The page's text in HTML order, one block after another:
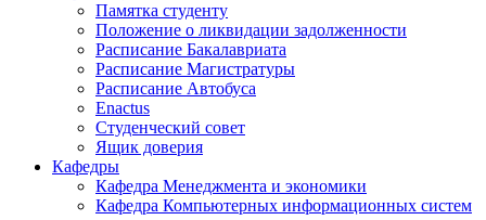
Памятка студенту
Положение о ликвидации задолженности
Расписание Бакалавриата
Расписание Магистратуры
Расписание Автобуса
Enactus
Студенческий совет
Ящик доверия
Кафедры
Кафедра Менеджмента и экономики
Кафедра Компьютерных информационных систем